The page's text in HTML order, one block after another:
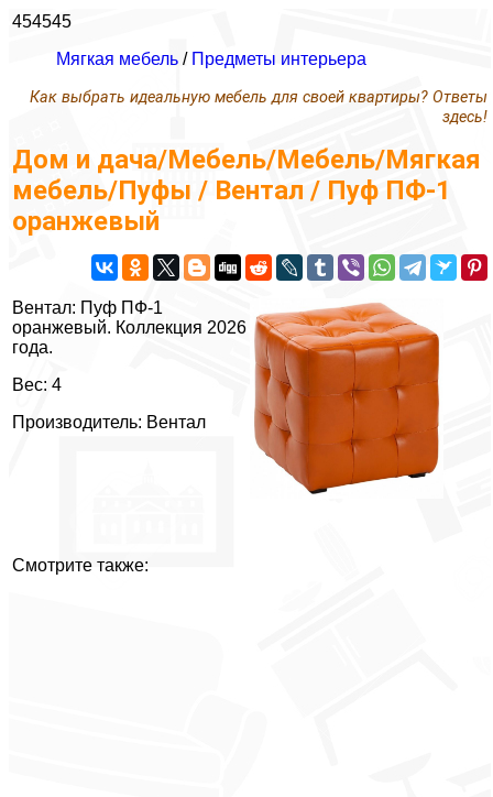
454545
Мягкая мебель / Предметы интерьера
Как выбрать идеальную мебель для своей квартиры? Ответы
здесь!
Дом и дача/Мебель/Мебель/Мягкая
мебель/Пуфы / Вентал / Пуф ПФ-1
оранжевый
Вентал: Пуф ПФ-1
оранжевый. Коллекция 2026
года.
Вес: 4
Производитель: Вентал
Смотрите также: